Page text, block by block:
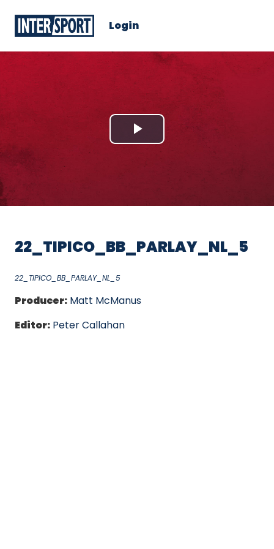
Login
Play
22_TIPICO_BB_PARLAY_NL_5
22_TIPICO_BB_PARLAY_NL_5
Producer: Matt McManus
Editor: Peter Callahan